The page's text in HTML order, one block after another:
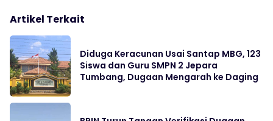
Artikel Terkait
Diduga Keracunan Usai Santap MBG, 123
Siswa dan Guru SMPN 2 Jepara
Tumbang, Dugaan Mengarah ke Daging